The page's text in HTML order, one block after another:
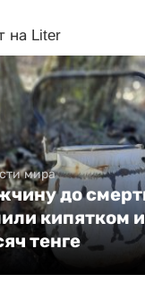
на Liter
мира
до
кипятком
тенге